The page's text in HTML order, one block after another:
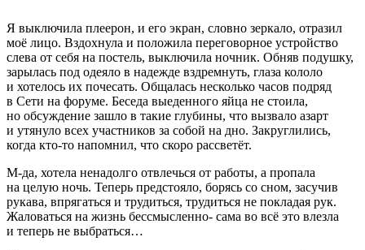
Я выключила плеерон, и его экран, словно зеркало, отразил
моё лицо. Вздохнула и положила переговорное устройство
слева от себя на постель, выключила ночник. Обняв подушку,
зарылась под одеяло в надежде вздремнуть, глаза кололо
и хотелось их почесать. Общалась несколько часов подряд
в Сети на форуме. Беседа выеденного яйца не стоила,
но обсуждение зашло в такие глубины, что вызвало азарт
и утянуло всех участников за собой на дно. Закруглились,
когда кто-то напомнил, что скоро рассветёт.
М-да, хотела ненадолго отвлечься от работы, а пропала
на целую ночь. Теперь предстояло, борясь со сном, засучив
рукава, впрягаться и трудиться, трудиться не покладая рук.
Жаловаться на жизнь бессмысленно- сама во всё это влезла
и теперь не выбраться…